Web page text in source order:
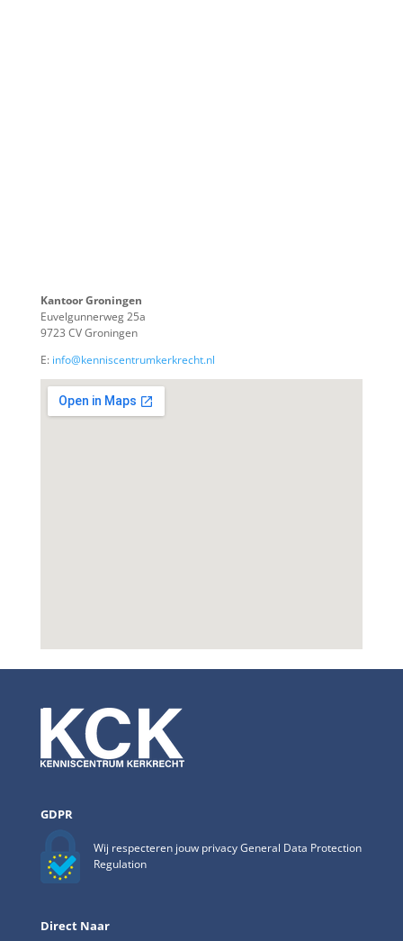
Kantoor Groningen
Euvelgunnerweg 25a
9723 CV Groningen
E: info@kenniscentrumkerkrecht.nl
GDPR
Wij respecteren jouw privacy General Data Protection
Regulation
Direct Naar